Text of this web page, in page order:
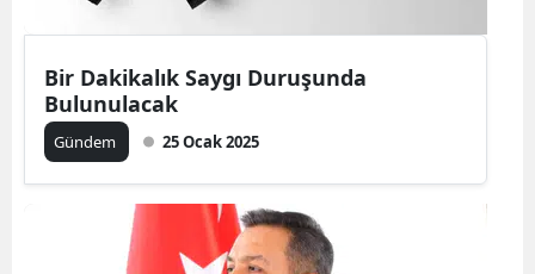
Düzce
Bir Dakikalık Saygı Duruşunda
Bulunulacak
Gündem 25 Ocak 2025